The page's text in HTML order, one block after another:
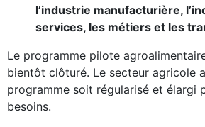
l’industrie manufacturière,
services, les métiers et les
Le programme pilote
bientôt clôturé. Le secteur agricole
programme soit régularisé et élargi
besoins.